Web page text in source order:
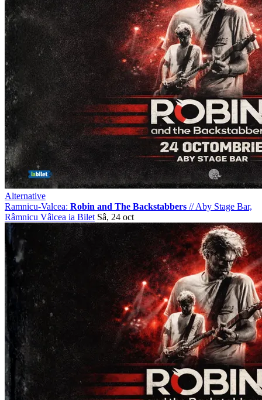
Alternative
Ramnicu-Valcea: Robin and The Backstabbers //Aby Stage Bar,
Râmnicu Vâlcea ia Bilet Sâ, 24 oct